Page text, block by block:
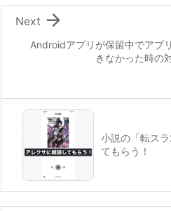
Androidアプリが保留中でアプ
きなかった時の

Next
小説の「転ス
てもらう！